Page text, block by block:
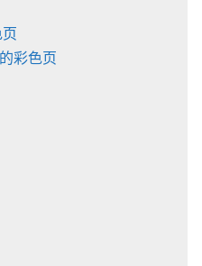
彩色页